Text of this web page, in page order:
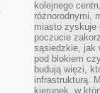
kolejnego
różnorodnymi,
miasto zyskuje
poczucie
sąsiedzkie, jak
pod blokiem
budują więzi,
infrastrukturą.
kierunek, w